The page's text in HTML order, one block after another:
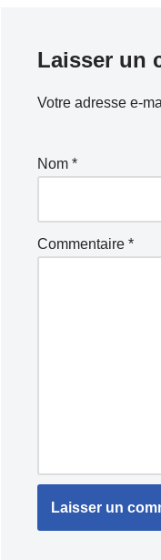
Laisser un
Votre adresse e-
Nom *
Commentaire *